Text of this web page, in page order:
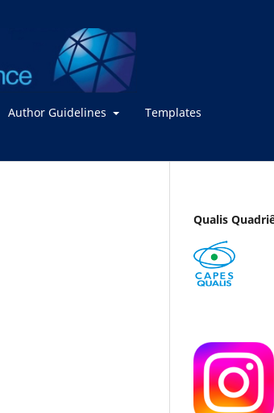
Author Guidelines Templates
Qualis